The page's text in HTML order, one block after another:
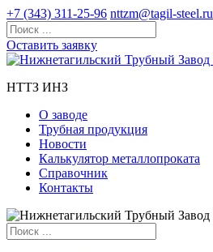
+7 (343) 311-25-96 nttzm@tagil-steel.ru
Оставить заявку
НТТЗ ИНЗ
О заводе
Трубная продукция
Новости
Калькулятор металлопроката
Справочник
Контакты